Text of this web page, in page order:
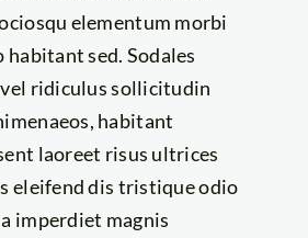
elementum morbi
habitant sed. Sodales
ridiculus sollicitudin
habitant
laoreet risus ultrices
eleifend dis tristique odio
imperdiet magnis